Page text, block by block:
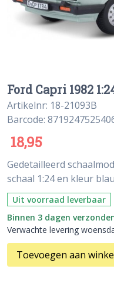
Ford Capri 1982
Artikelnr: 18-21093B
Barcode:
18,95
Gedetailleerd
schaal 1:24 en kleur
Uit voorraad leverbaar
Binnen 3 dagen
Verwachte levering
Toevoegen aan